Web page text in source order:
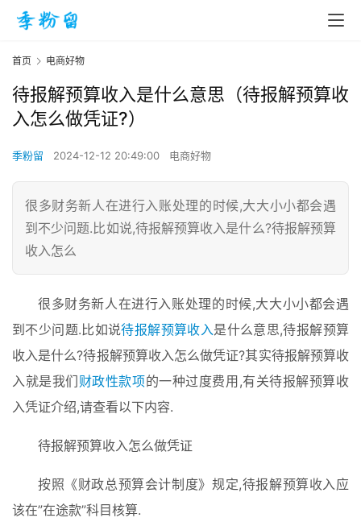
首页 电商好物
待报解预算收入是什么意思（待报解预算收
入怎么做凭证?）
季粉留 2024-12-12 20:49:00 电商好物
很多财务新人在进行入账处理的时候,大大小小都会遇
到不少问题.比如说,待报解预算收入是什么?待报解预算
收入怎么
很多财务新人在进行入账处理的时候,大大小小都会遇
到不少问题.比如说待报解预算收入是什么意思,待报解预算
收入是什么?待报解预算收入怎么做凭证?其实待报解预算收
入就是我们 财政性款项的一种过度费用,有关待报解预算收
入凭证介绍,请查看以下内容.
待报解预算收入怎么做凭证
按照《财政总预算会计制度》规定,待报解预算收入应
该在”在途款”科目核算.